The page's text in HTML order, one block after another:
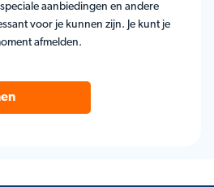
aanbiedingen en andere
voor je kunnen zijn. Je kunt je
afmelden.